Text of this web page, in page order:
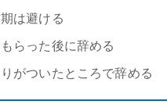
は避ける
らった後に辞める
がついたところで辞める